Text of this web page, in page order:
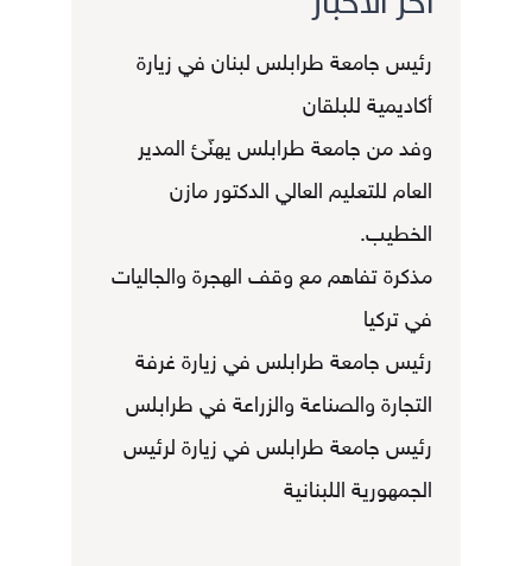
رئيس جامعة طرابلس لبنان في زيارة
أكاديمية للبلقان
وفد من جامعة طرابلس يهنّئ المدير
العام للتعليم العالي الدكتور مازن
الخطيب.
مذكرة تفاهم مع وقف الهجرة والجاليات
في تركيا
رئيس جامعة طرابلس في زيارة غرفة
التجارة والصناعة والزراعة في طرابلس
رئيس جامعة طرابلس في زيارة لرئيس
الجمهورية اللبنانية